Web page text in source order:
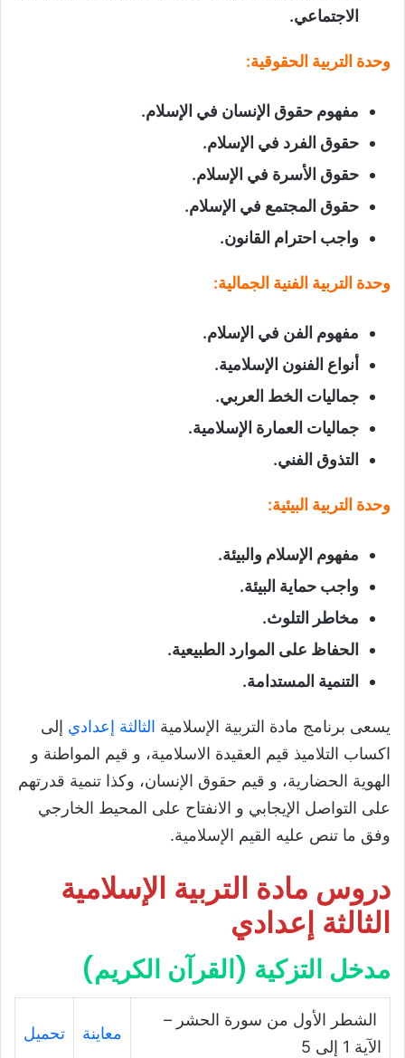
الاجتماعي.
وحدة التربية الحقوقية:
مفهوم حقوق الإنسان في الإسلام.
حقوق الفرد في الإسلام.
حقوق الأسرة في الإسلام.
حقوق المجتمع في الإسلام.
واجب احترام القانون.
وحدة التربية الفنية الجمالية:
مفهوم الفن في الإسلام.
أنواع الفنون الإسلامية.
جماليات الخط العربي.
جماليات العمارة الإسلامية.
التذوق الفني.
وحدة التربية البيئية:
مفهوم الإسلام والبيئة.
واجب حماية البيئة.
مخاطر التلوث.
الحفاظ على الموارد الطبيعية.
التنمية المستدامة.
يسعى برنامج مادة التربية الإسلامية الثالثة إعدادي إلى
اكساب التلاميذ قيم العقيدة الاسلامية، و قيم المواطنة و
الهوية الحضارية، و قيم حقوق الإنسان، وكذا تنمية قدرتهم
على التواصل الإيجابي و الانفتاح على المحيط الخارجي
وفق ما تنص عليه القيم الإسلامية.
دروس مادة التربية الإسلامية
الثالثة إعدادي
مدخل التزكية (القرآن الكريم)
الشطر الأول من سورة الحشر –
الآية 1 إلى 5
معاينة تحميل